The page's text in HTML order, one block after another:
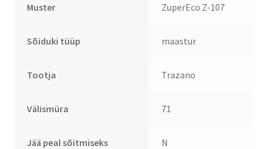
Muster ZuperEco Z-107
Sõiduki tüüp maastur
Tootja Trazano
Välismüra 71
Jää peal sõitmiseks N